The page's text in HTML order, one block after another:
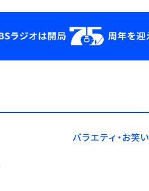
YouTube
会社情報
バラエティ・お笑い